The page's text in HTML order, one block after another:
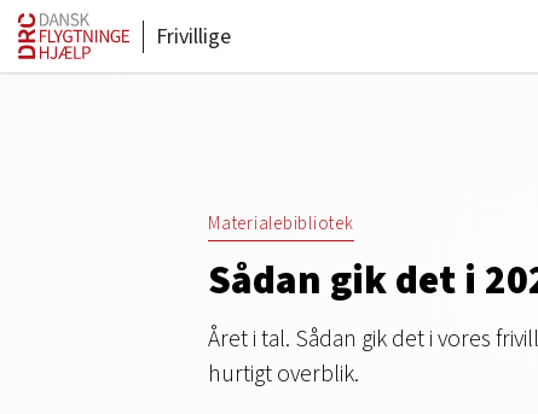
Frivillige
Materialebibliotek
Sådan gik det i
Året i tal. Sådan gik det i vores
hurtigt overblik.